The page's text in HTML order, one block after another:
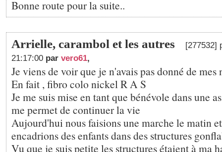
Bonne route pour la suite..
Arrielle, carambol et les autres
[277532]
21:17:00 par vero61,
Je viens de voir que je n'avais pas donné de mes
En fait , fibro colo nickel R A S
Je me suis mise en tant que bénévole dans une
me permet de continuer la vie
Aujourd'hui nous faisions une marche le matin
encadrions des enfants dans des structures
Vu que je suis petite les structures étaient à ma